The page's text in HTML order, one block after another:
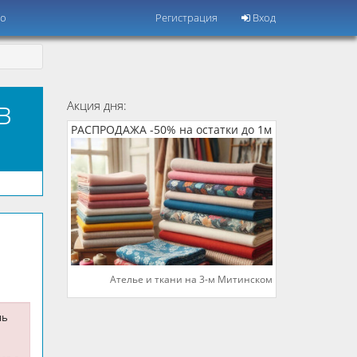
Регистрация Вход
Акция дня:
РАСПРОДАЖА -50% на остатки до 1м
Ателье и ткани на 3-м Митинском